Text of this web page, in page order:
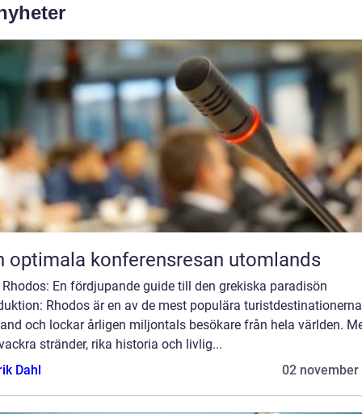
optimala konferensresan utomlands
Rhodos: En fördjupande guide till den grekiska paradisön
Rhodos är en av de mest populära
och lockar årligen miljontals besökare från hela världen.
stränder, rika historia och livlig...
Dahl
02 november